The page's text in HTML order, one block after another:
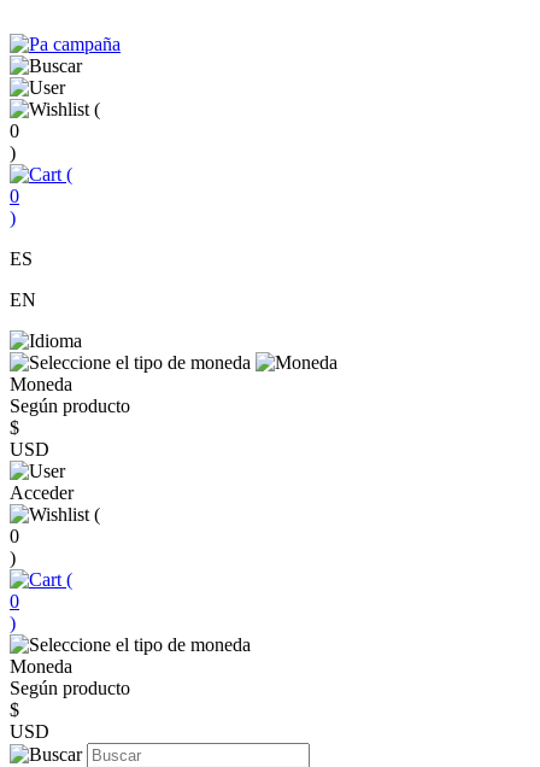
(
0
)
(
0
)
ES
EN
Moneda
Según producto
$
USD
Acceder
(
0
)
(
0
)
Moneda
Según producto
$
USD